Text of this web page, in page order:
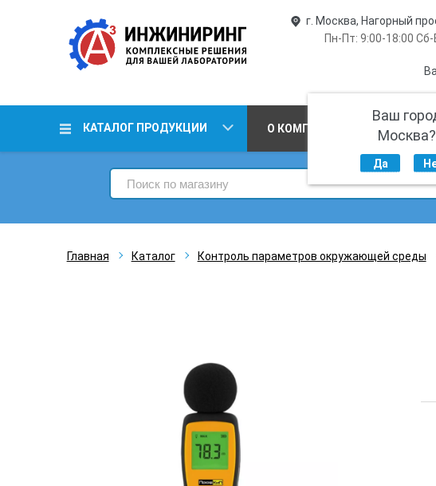
г. Москва, Нагорный
Пн-Пт: 9:00-18:00
Ваш
Москва?
Да
КАТАЛОГ ПРОДУКЦИИ О КОМПАНИИ
Главная Каталог Контроль параметров окружающей среды